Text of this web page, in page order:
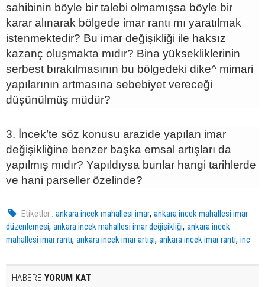
sahibinin böyle bir talebi olmamışsa böyle bir
karar alınarak bölgede imar rantı mı yaratılmak
istenmektedir? Bu imar değişikliği ile haksız
kazanç oluşmakta mıdır? Bina yüksekliklerinin
serbest bırakılmasının bu bölgedeki dike^ mimari
yapılarının artmasına sebebiyet vereceği
düşünülmüş müdür?
3. İncek’te söz konusu arazide yapılan imar
değişikliğine benzer başka emsal artışları da
yapılmış mıdır? Yapıldıysa bunlar hangi tarihlerde
ve hani parseller özelinde?
Etiketler : ankara incek mahallesi imar,ankara incek mahallesi imar
düzenlemesi, ankara incek mahallesi imar değişikliği, ankara incek
mahallesi imar rantı, ankara incek imar artışı, ankara incek imar rantı, inc
HABERE YORUM KAT